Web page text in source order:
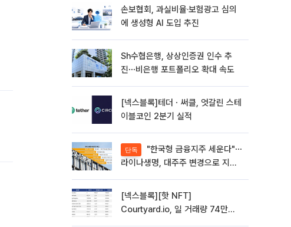
손보협회, 과실비율·보험광고 심의
에 생성형 AI 도입 추진
Sh수협은행, 상상인증권 인수 추
진⋯비은행 포트폴리오 확대 속도
[넥스블록]테더ㆍ써클, 엇갈린 스테
이블코인 2분기 실적
단독
라이나생명, 대주주 변경으로 지주
[넥스블록][핫 NFT]
Courtyard.io, 일 거래량 74만